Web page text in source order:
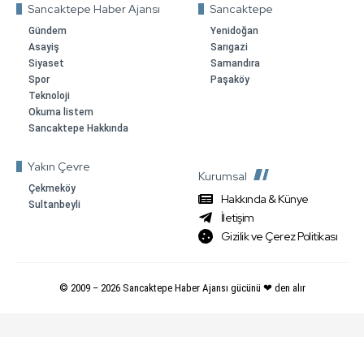
Sancaktepe Haber Ajansı
Gündem
Asayiş
Siyaset
Spor
Teknoloji
Okuma listem
Sancaktepe Hakkında
Sancaktepe
Yenidoğan
Sarıgazi
Samandıra
Paşaköy
Yakın Çevre
Çekmeköy
Sultanbeyli
Kurumsal
Hakkında & Künye
İletişim
Gizilik ve Çerez Politikası
© 2009 – 2026Sancaktepe Haber Ajansı gücünü ❤ den alır